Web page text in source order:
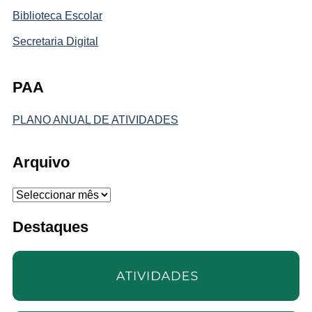
Biblioteca Escolar
Secretaria Digital
PAA
PLANO ANUAL DE ATIVIDADES
Arquivo
Arquivo
Destaques